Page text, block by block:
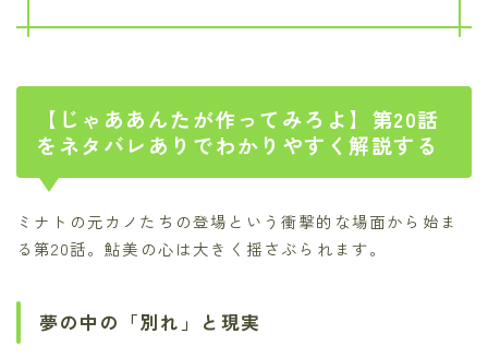
【じゃああんたが作ってみろよ】第20話
をネタバレありでわかりやすく解説する
ミナトの元カノたちの登場という衝撃的な場面から始ま
る第20話。鮎美の心は大きく揺さぶられます。
夢の中の「別れ」と現実